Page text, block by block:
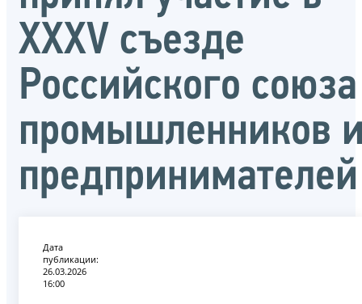
XXXV съезде
Российского союза
промышленников
предпринимателей
Дата
публикации:
26.03.2026
16:00